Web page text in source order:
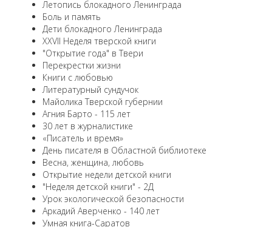
Летопись блокадного Ленинграда
Боль и память
Дети блокадного Ленинграда
XXVII Неделя тверской книги
"Открытие года" в Твери
Перекрестки жизни
Книги с любовью
Литературный сундучок
Майолика Тверской губернии
Агния Барто - 115 лет
30 лет в журналистике
«Писатель и время»
День писателя в Областной библиотеке
Весна, женщина, любовь
Открытие недели детской книги
"Неделя детской книги" - 2Д
Урок экологической безопасности
Аркадий Аверченко - 140 лет
Умная книга-Саратов